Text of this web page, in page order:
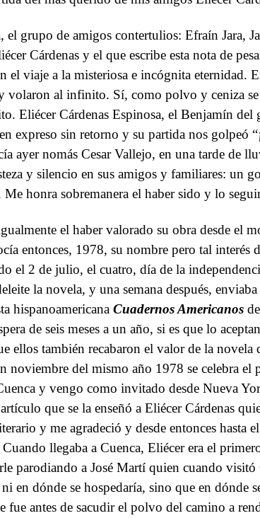
el grupo de amigos contertulios: Efraín Jara,
Cárdenas y el que escribe esta nota de
el viaje a la misteriosa e incógnita eternidad.
volaron al infinito. Sí, como polvo y ceniza
Eliécer Cárdenas Espinosa, el Benjamín del
expreso sin retorno y su partida nos golpeó
ayer nomás Cesar Vallejo, en una tarde de
y silencio en sus amigos y familiares: un
honra sobremanera el haber sido y lo
el haber valorado su obra desde el
entonces, 1978, su nombre pero tal interés
el 2 de julio, el cuatro, día de la
la novela, y una semana después,
hispanoamericana Cuadernos Americanos
de seis meses a un año, si es que lo
ellos también recabaron el valor de la novela
noviembre del mismo año 1978 se celebra el
y vengo como invitado desde Nueva
que se la enseñó a Eliécer Cárdenas
y me agradeció y desde entonces hasta
Cuando llegaba a Cuenca, Eliécer era el
parodiando a José Martí quien cuando visitó
en dónde se hospedaría, sino que en dónde
fue antes de sacudir el polvo del camino a